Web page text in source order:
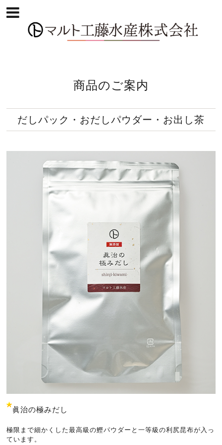
商品のご案内
だしパック・おだしパウダー・お出し茶
眞治の極みだし
極限まで細かくした最高級の鰹パウダーと一等級の利尻昆布が入っ
ています。